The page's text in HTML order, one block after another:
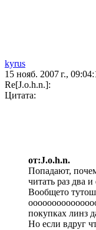
kyrus
15 нояб. 2007 г.,
Re[J.o.h.n.]:
Цитата:
от:J.o.h.n.
Попадают,
читать раз два и
Вообщето
покупках линз
Но если вдруг